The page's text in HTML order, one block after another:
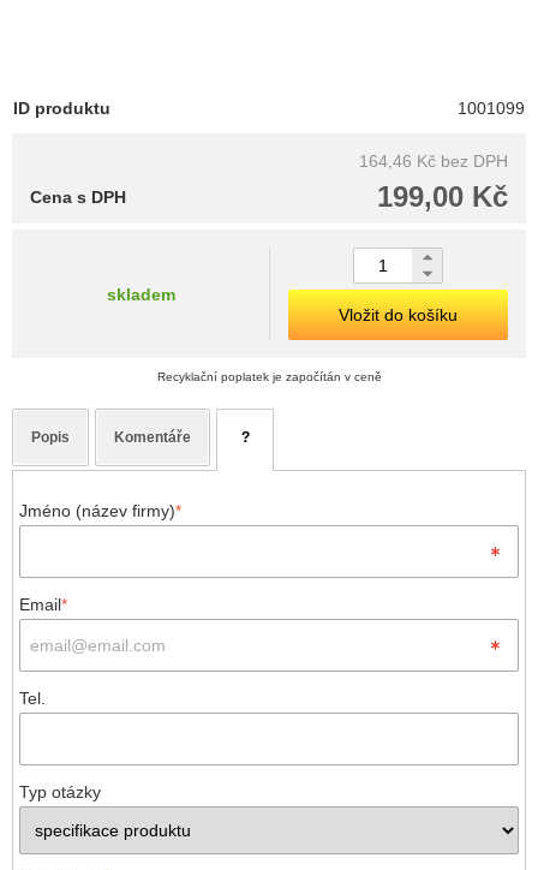
ID produktu 1001099
164,46 Kč bez DPH
199,00 Kč
Cena s DPH
skladem
Vložit do košíku
Recyklační poplatek je započítán v ceně
Popis Komentáře ?
Jméno (název firmy)*
Email*
Tel.
Typ otázky